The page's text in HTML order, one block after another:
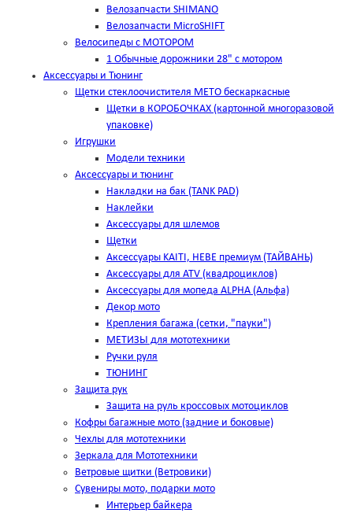
Велозапчасти SHIMANO
Велозапчасти MicroSHIFT
Велосипеды с МОТОРОМ
1 Обычные дорожники 28" с мотором
Аксессуары и Тюнинг
Щетки стеклоочистителя METO бескаркасные
Щетки в КОРОБОЧКАХ (картонной многоразовой
упаковке)
Игрушки
Модели техники
Аксессуары и тюнинг
Накладки на бак (TANK PAD)
Наклейки
Аксессуары для шлемов
Щетки
Аксессуары KAITI, HEBE премиум (ТАЙВАНЬ)
Аксессуары для ATV (квадроциклов)
Аксессуары для мопеда ALPHA (Альфа)
Декор мото
Крепления багажа (сетки, "пауки")
МЕТИЗЫ для мототехники
Ручки руля
ТЮНИНГ
Защита рук
Защита на руль кроссовых мотоциклов
Кофры багажные мото (задние и боковые)
Чехлы для мототехники
Зеркала для Мототехники
Ветровые щитки (Ветровики)
Сувениры мото, подарки мото
Интерьер байкера